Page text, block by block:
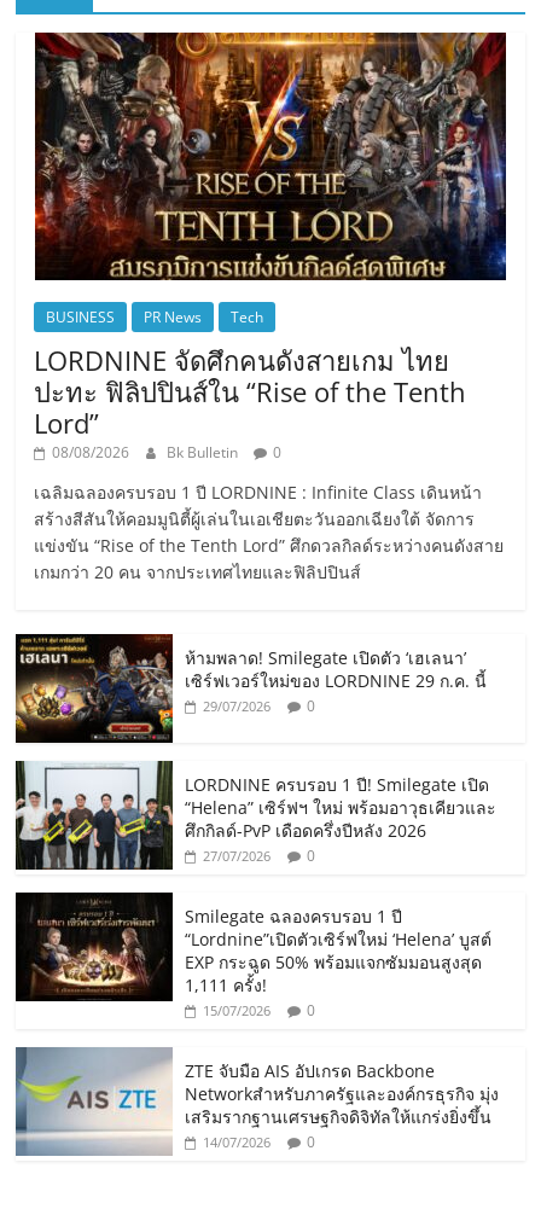
BUSINESS PR News Tech
LORDNINE จัดศึกคนดังสายเกม ไทย
ปะทะ ฟิลิปปินส์ใน “Rise of the Tenth
Lord”
08/08/2026 Bk Bulletin 0
เฉลิมฉลองครบรอบ 1 ปี LORDNINE : Infinite Class เดินหน้า
สร้างสีสันให้คอมมูนิตี้ผู้เล่นในเอเชียตะวันออกเฉียงใต้ จัดการ
แข่งขัน “Rise of the Tenth Lord” ศึกดวลกิลด์ระหว่างคนดังสาย
เกมกว่า 20 คน จากประเทศไทยและฟิลิปปินส์
ห้ามพลาด! Smilegate เปิดตัว ‘เฮเลนา’
เซิร์ฟเวอร์ใหม่ของ LORDNINE 29 ก.ค. นี้
29/07/2026 0
LORDNINE ครบรอบ 1 ปี! Smilegate เปิด
“Helena” เซิร์ฟฯ ใหม่ พร้อมอาวุธเคียวและ
ศึกกิลด์-PvP เดือดครึ่งปีหลัง 2026
27/07/2026 0
Smilegate ฉลองครบรอบ 1 ปี
“Lordnine”เปิดตัวเซิร์ฟใหม่ ‘Helena’ บูสต์
EXP กระฉูด 50% พร้อมแจกซัมมอนสูงสุด
1,111 ครั้ง!
15/07/2026 0
ZTE จับมือ AIS อัปเกรด Backbone
Networkสำหรับภาครัฐและองค์กรธุรกิจ มุ่ง
เสริมรากฐานเศรษฐกิจดิจิทัลให้แกร่งยิ่งขึ้น
14/07/2026 0